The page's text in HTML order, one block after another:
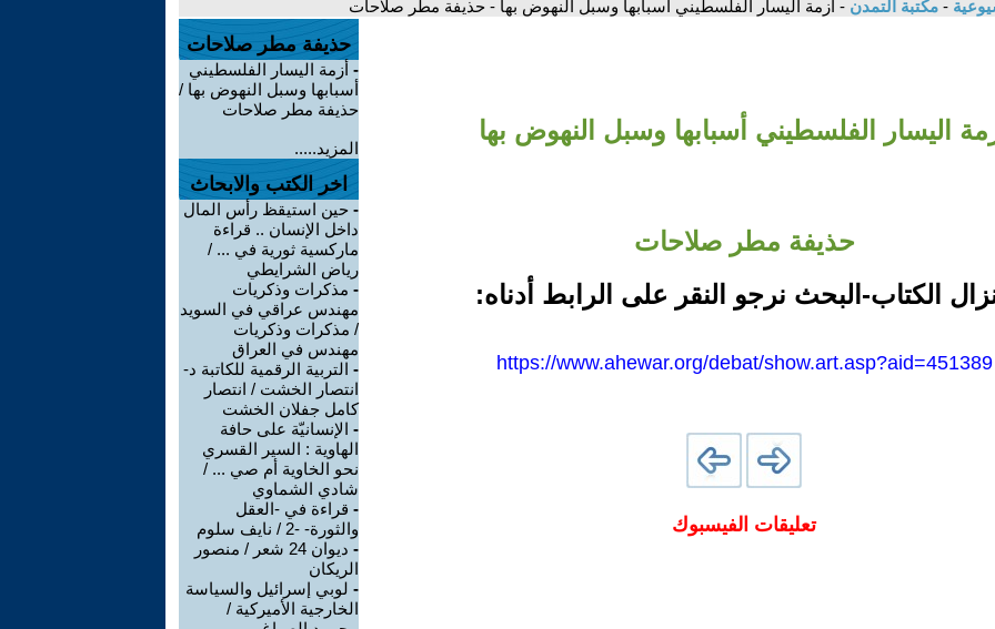
- مكتبة التمدن - أزمة اليسار الفلسطيني أسبابها وسبل النهوض بها - حذيفة مطر صلاحات
اليسار الفلسطيني أسبابها وسبل النهوض بها
حذيفة مطر صلاحات
الكتاب-البحث نرجو النقر على الرابط أدناه:
https://www.ahewar.org/debat/show.art.asp?aid=451389
تعليقات الفيسبوك
حذيفة مطر صلاحات
- أزمة اليسار الفلسطيني
أسبابها وسبل النهوض بها /
حذيفة مطر صلاحات
المزيد.....
اخر الكتب والابحاث
- حين استيقظ رأس المال
داخل الإنسان .. قراءة
ماركسية ثورية في ... /
رياض الشرايطي
- مذكرات وذكريات
مهندس عراقي في السويد
/ مذكرات وذكريات
مهندس في العراق
- التربية الرقمية للكاتبة د-
انتصار الخشت / انتصار
كامل جفلان الخشت
- الإنسانيّة على حافة
الهاوية : السير القسري
نحو الخاوية أم صي ... /
شادي الشماوي
- قراءة في -العقل
والثورة- -2 / نايف سلوم
-
ديوان 24 شعر / منصور
الريكان
- لوبي إسرائيل والسياسة
الخارجية الأميركية /